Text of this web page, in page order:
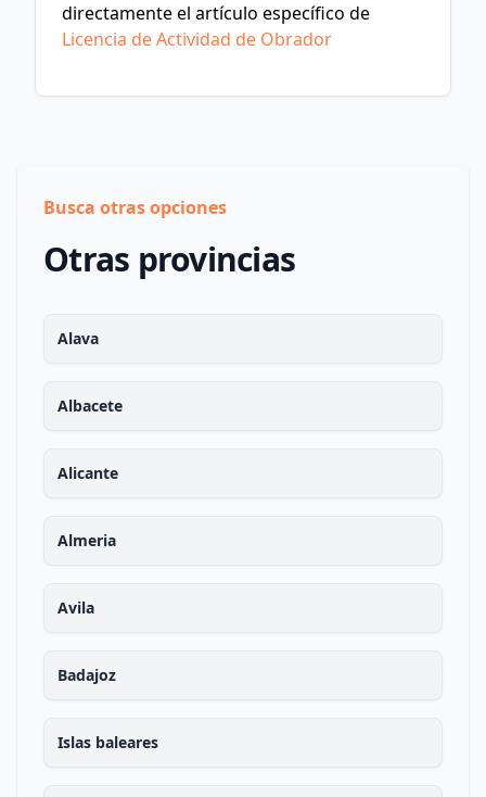
directamente el artículo específico de
Licencia de Actividad de Obrador
Busca otras opciones
Otras provincias
Alava
Albacete
Alicante
Almeria
Avila
Badajoz
Islas baleares